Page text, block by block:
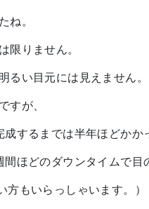
ね。
限りません。
るい目元には見えません。
すが、
するまでは半年ほどかか
ほどのダウンタイムで目
もいらっしゃいます。）